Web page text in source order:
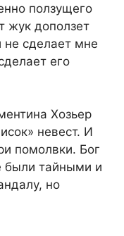
ползущего
жук доползет
сделает мне
его
Хозьер
невест. И
помолвки. Бог
были тайными и
но